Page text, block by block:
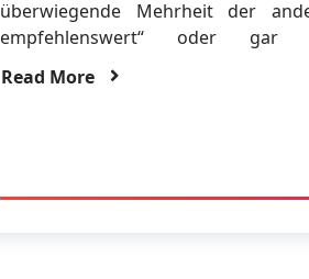
überwiegende Mehrheit der
empfehlenswert“ oder gar
Read More